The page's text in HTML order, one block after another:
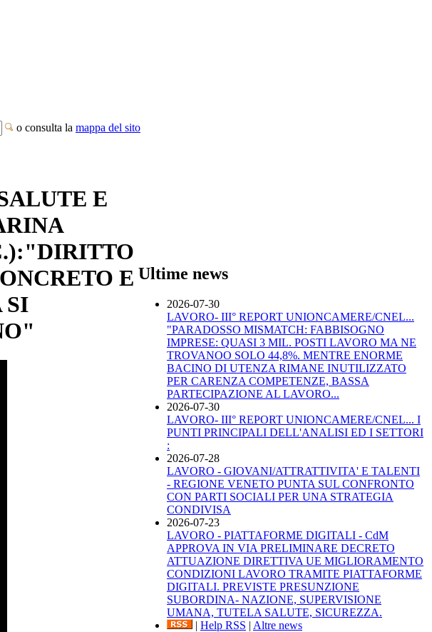
o consulta la mappa del sito
E
E
SI
Ultime news
2026-07-30
LAVORO- III° REPORT UNIONCAMERE/CNEL...
"PARADOSSO MISMATCH: FABBISOGNO
IMPRESE: QUASI 3 MIL. POSTI LAVORO MA NE
TROVANOO SOLO 44,8%. MENTRE ENORME
BACINO DI UTENZA RIMANE INUTILIZZATO
PER CARENZA COMPETENZE, BASSA
PARTECIPAZIONE AL LAVORO...
2026-07-30
LAVORO- III° REPORT UNIONCAMERE/CNEL... I
PUNTI PRINCIPALI DELL'ANALISI ED I SETTORI
:
2026-07-28
LAVORO - GIOVANI/ATTRATTIVITA' E TALENTI
- REGIONE VENETO PUNTA SUL CONFRONTO
CON PARTI SOCIALI PER UNA STRATEGIA
CONDIVISA
2026-07-23
LAVORO - PIATTAFORME DIGITALI - CdM
APPROVA IN VIA PRELIMINARE DECRETO
ATTUAZIONE DIRETTIVA UE MIGLIORAMENTO
CONDIZIONI LAVORO TRAMITE PIATTAFORME
DIGITALI. PREVISTE PRESUNZIONE
SUBORDINA- NAZIONE, SUPERVISIONE
UMANA, TUTELA SALUTE, SICUREZZA.
| Help RSS | Altre news